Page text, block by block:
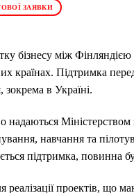
ЗАЯВКИ
бізнесу між
країнах. Підтримка
в Україні.
надаються
навчання та
підтримка, повинна
проектів, що